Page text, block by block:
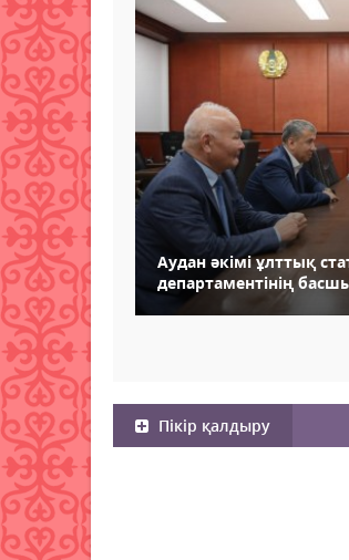
Аудан әкімі ұлттық
департаментінің
Пікір қалдыру